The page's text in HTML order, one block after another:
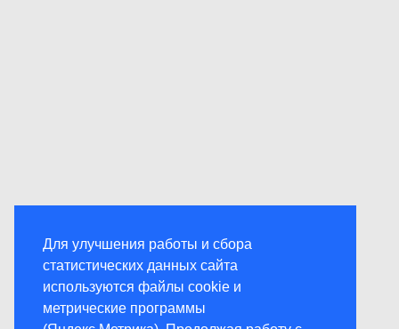
Для улучшения работы и сбора
статистических данных сайта
используются файлы cookie и
метрические программы